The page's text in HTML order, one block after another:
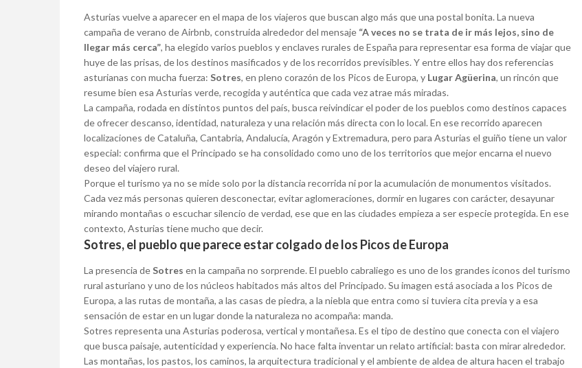
Asturias vuelve a aparecer en el mapa de los viajeros que buscan algo más que una postal bonita. La nueva
campaña de verano de Airbnb, construida alrededor del mensaje “A veces no se trata de ir más lejos, sino de
llegar más cerca”, ha elegido varios pueblos y enclaves rurales de España para representar esa forma de viajar que
huye de las prisas, de los destinos masificados y de los recorridos previsibles. Y entre ellos hay dos referencias
asturianas con mucha fuerza: Sotres, en pleno corazón de los Picos de Europa, y Lugar Agüerina, un rincón que
resume bien esa Asturias verde, recogida y auténtica que cada vez atrae más miradas.
La campaña, rodada en distintos puntos del país, busca reivindicar el poder de los pueblos como destinos capaces
de ofrecer descanso, identidad, naturaleza y una relación más directa con lo local. En ese recorrido aparecen
localizaciones de Cataluña, Cantabria, Andalucía, Aragón y Extremadura, pero para Asturias el guiño tiene un valor
especial: confirma que el Principado se ha consolidado como uno de los territorios que mejor encarna el nuevo
deseo del viajero rural.
Porque el turismo ya no se mide solo por la distancia recorrida ni por la acumulación de monumentos visitados.
Cada vez más personas quieren desconectar, evitar aglomeraciones, dormir en lugares con carácter, desayunar
mirando montañas o escuchar silencio de verdad, ese que en las ciudades empieza a ser especie protegida. En ese
contexto, Asturias tiene mucho que decir.
Sotres, el pueblo que parece estar colgado de los Picos de Europa
La presencia deSotres en la campaña no sorprende. El pueblo cabraliego es uno de los grandes iconos del turismo
rural asturiano y uno de los núcleos habitados más altos del Principado. Su imagen está asociada a los Picos de
Europa, a las rutas de montaña, a las casas de piedra, a la niebla que entra como si tuviera cita previa y a esa
sensación de estar en un lugar donde la naturaleza no acompaña: manda.
Sotres representa una Asturias poderosa, vertical y montañesa. Es el tipo de destino que conecta con el viajero
que busca paisaje, autenticidad y experiencia. No hace falta inventar un relato artificial: basta con mirar alrededor.
Las montañas, los pastos, los caminos, la arquitectura tradicional y el ambiente de aldea de altura hacen el trabajo